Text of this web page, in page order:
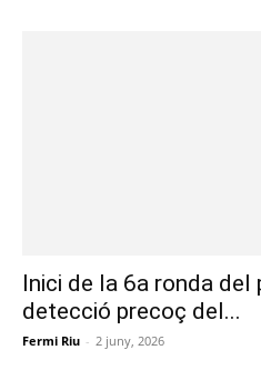
Inici de la 6a ronda del
detecció precoç del...
Fermi Riu - 2 juny, 2026